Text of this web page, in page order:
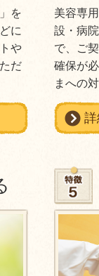
を
に
や
だ
美容専
設・病
で、ご
確保が
まへの